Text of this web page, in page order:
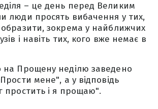
– це день перед Великим
люди просять вибачення у тих,
зокрема у найближчих
і навіть тих, кого вже немає в
на Прощену неділю заведено
мене", а у відповідь
простить і я прощаю".